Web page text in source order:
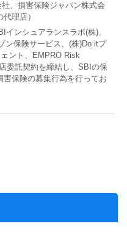
、損害保険ジャパン株式会
理店）
ンシュアランスラボ(株)、
ン保険サービス、(株)Do itプ
ント、EMPRO Risk
委託契約を締結し、SBIの保
保険の募集行為を行ってお